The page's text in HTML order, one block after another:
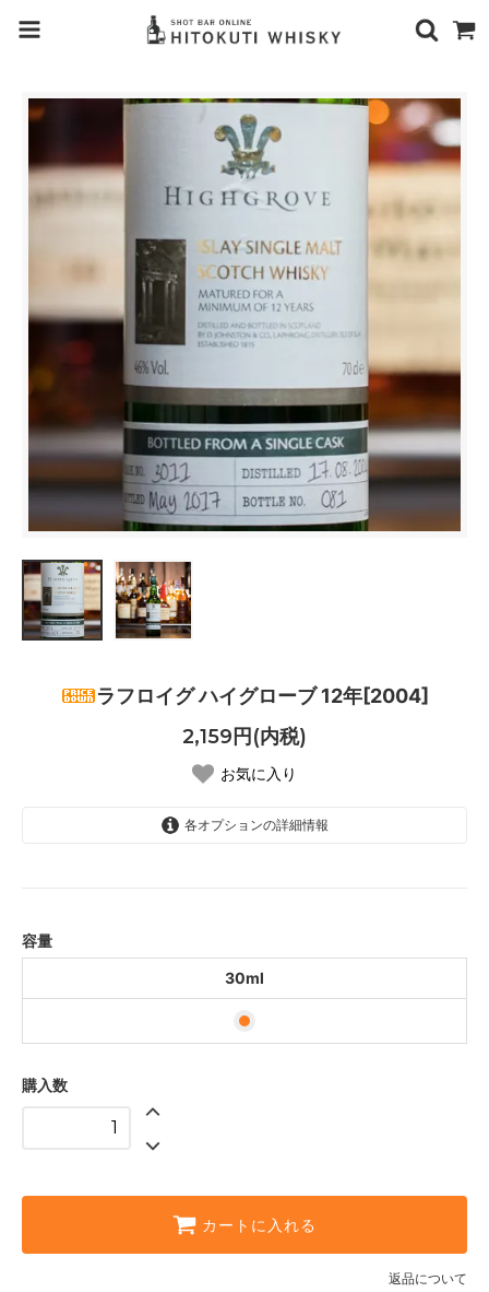
ラフロイグ ハイグローブ 12年[2004]
2,159円(内税)
お気に入り
各オプションの詳細情報
容量
30ml
購入数
カートに入れる
返品について